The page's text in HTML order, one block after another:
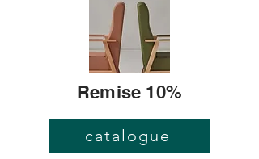
Remise 10%
catalogue